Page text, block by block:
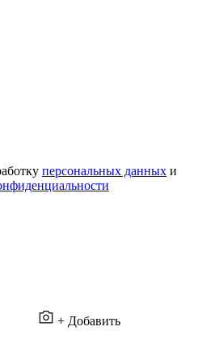
персональных данных и
+ Добавить